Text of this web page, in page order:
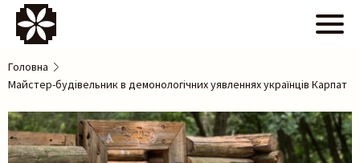
Головна
Майстер-будівельник в демонологічних уявленнях українців Карпат